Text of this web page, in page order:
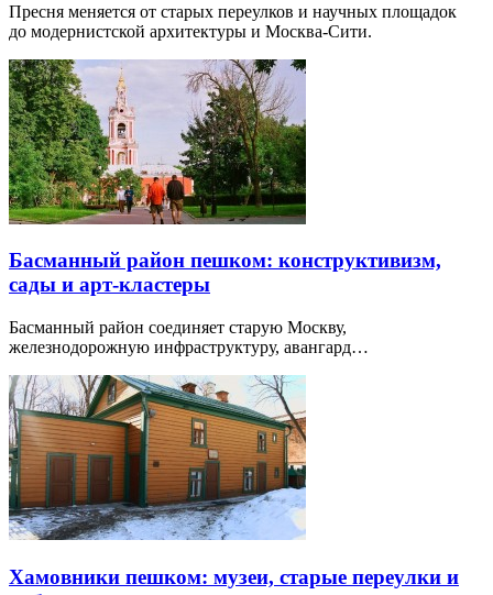
Пресня меняется от старых переулков и научных площадок
до модернистской архитектуры и Москва-Сити.
Басманный район пешком: конструктивизм,
сады и арт-кластеры
Басманный район соединяет старую Москву,
железнодорожную инфраструктуру, авангард…
Хамовники пешком: музеи, старые переулки и